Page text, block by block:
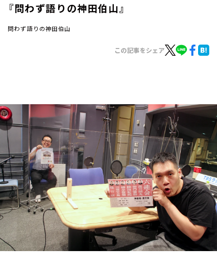
週間番組表
『問わず語りの神田伯山』
問わず語りの神田伯山
この記事をシェア